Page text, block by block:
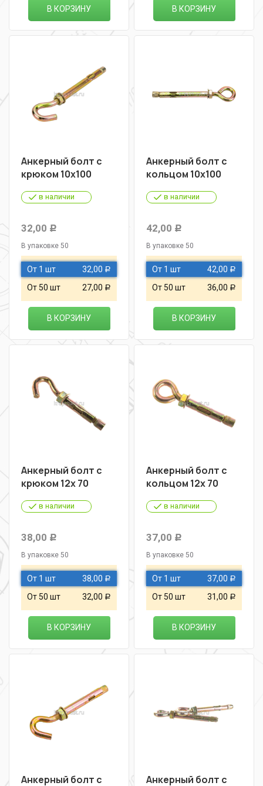
В КОРЗИНУ В КОРЗИНУ
Анкерный болт с
крюком 10х100
в наличии
32,00 Р
В упаковке 50
От 1 шт 32,00 Р
От 50 шт 27,00 Р
В КОРЗИНУ
Анкерный болт с
кольцом 10х100
в наличии
42,00 Р
В упаковке 50
От 1 шт 42,00 Р
От 50 шт 36,00 Р
В КОРЗИНУ
Анкерный болт с
крюком 12х 70
в наличии
38,00 Р
В упаковке 50
От 1 шт 38,00 Р
От 50 шт 32,00 Р
В КОРЗИНУ
Анкерный болт с
кольцом 12х 70
в наличии
37,00 Р
В упаковке 50
От 1 шт 37,00 Р
От 50 шт 31,00 Р
В КОРЗИНУ
Анкерный болт с Анкерный болт с